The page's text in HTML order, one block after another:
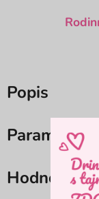
Popis
Parametry
Hodnocení